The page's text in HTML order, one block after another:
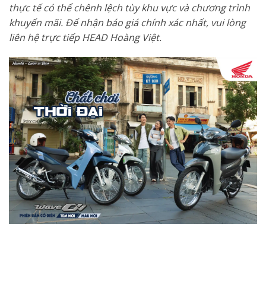
thực tế có thể chênh lệch tùy khu vực và chương trình
khuyến mãi. Để nhận báo giá chính xác nhất, vui lòng
liên hệ trực tiếp HEAD Hoàng Việt.